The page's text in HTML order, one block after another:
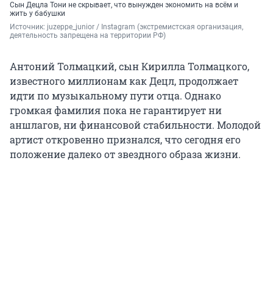
Сын Децла Тони не скрывает, что вынужден экономить на всём и
жить у бабушки
Источник: juzeppe_junior / Instagram (экстремистская организация,
деятельность запрещена на территории РФ)
Антоний Толмацкий, сын Кирилла Толмацкого,
известного миллионам как Децл, продолжает
идти по музыкальному пути отца. Однако
громкая фамилия пока не гарантирует ни
аншлагов, ни финансовой стабильности. Молодой
артист откровенно признался, что сегодня его
положение далеко от звездного образа жизни.